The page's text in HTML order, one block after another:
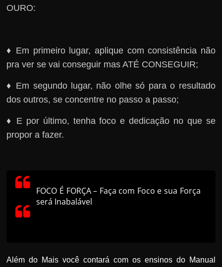
OURO:
♦ Em primeiro lugar, aplique com consistência não
pra ver se vai conseguir mas ATÉ CONSEGUIR;
♦ Em segundo lugar, não olhe só para o resultado
dos outros, se concentre no passo a passo;
♦ E por último, tenha foco e dedicação no que se
propor a fazer.
FOCO É FORÇA – Faça com Foco e sua Força
será Inabalável
Além do Mais você contará com os ensinos do Manual